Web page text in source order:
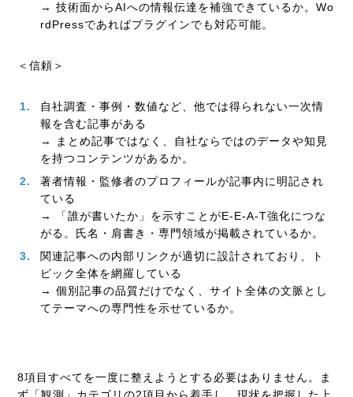
→ 技術面からAIへの情報伝達を補強できているか。Wo
rdPressであればプラグインでも対応可能。
＜信頼＞
自社調査・事例・数値など、他では得られない一次情
報を含む記事がある
→ まとめ記事ではなく、自社ならではのデータや知見
を持つコンテンツがあるか。
著者情報・監修者のプロフィールが記事内に明記され
ている
→ 「誰が書いたか」を示すことがE-E-A-T強化につな
がる。氏名・肩書き・専門領域が掲載されているか。
関連記事への内部リンクが適切に設計されており、ト
ピック全体を網羅している
→ 個別記事の品質だけでなく、サイト全体の文脈とし
てテーマへの専門性を示せているか。
8項目すべてを一度に整えようとする必要はありません。ま